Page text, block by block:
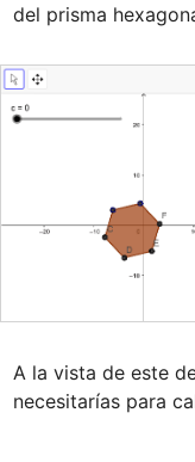
del prisma
A la vista de este
necesitarías para